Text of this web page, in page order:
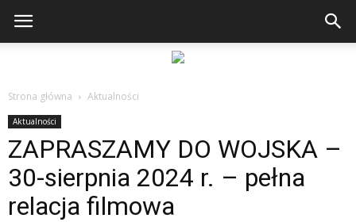
Strona główna Aktualności
Aktualności
ZAPRASZAMY DO WOJSKA –
30-sierpnia 2024 r. – pełna
relacja filmowa